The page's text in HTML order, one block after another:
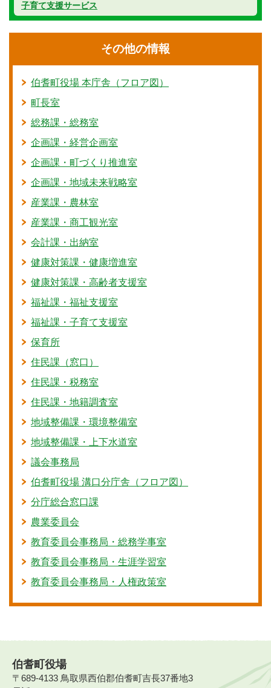
子育て支援サービス
その他の情報
伯耆町役場 本庁舎（フロア図）
町長室
総務課・総務室
企画課・経営企画室
企画課・町づくり推進室
企画課・地域未来戦略室
産業課・農林室
産業課・商工観光室
会計課・出納室
健康対策課・健康増進室
健康対策課・高齢者支援室
福祉課・福祉支援室
福祉課・子育て支援室
保育所
住民課（窓口）
住民課・税務室
住民課・地籍調査室
地域整備課・環境整備室
地域整備課・上下水道室
議会事務局
伯耆町役場 溝口分庁舎（フロア図）
分庁総合窓口課
農業委員会
教育委員会事務局・総務学事室
教育委員会事務局・生涯学習室
教育委員会事務局・人権政策室
伯耆町役場
〒689-4133 鳥取県西伯郡伯耆町吉長37番地3